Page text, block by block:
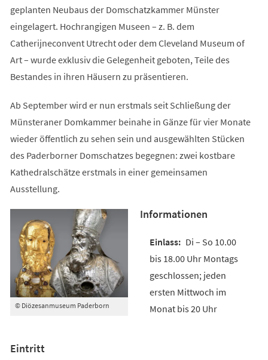
geplanten Neubaus der Domschatzkammer Münster
eingelagert. Hochrangigen Museen – z. B. dem
Catherijneconvent Utrecht oder dem Cleveland Museum of
Art – wurde exklusiv die Gelegenheit geboten, Teile des
Bestandes in ihren Häusern zu präsentieren.
Ab September wird er nun erstmals seit Schließung der
Münsteraner Domkammer beinahe in Gänze für vier Monate
wieder öffentlich zu sehen sein und ausgewählten Stücken
des Paderborner Domschatzes begegnen: zwei kostbare
Kathedralschätze erstmals in einer gemeinsamen
Ausstellung.
© Diözesanmuseum Paderborn
Informationen
Di – So 10.00
bis 18.00 Uhr Montags
geschlossen; jeden
ersten Mittwoch im
Monat bis 20 Uhr
Eintritt